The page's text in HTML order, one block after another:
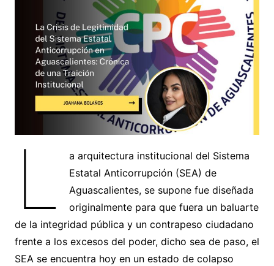
L
a arquitectura institucional del Sistema
Estatal Anticorrupción (SEA) de
Aguascalientes, se supone fue diseñada
originalmente para que fuera un baluarte
de la integridad pública y un contrapeso ciudadano
frente a los excesos del poder, dicho sea de paso, el
SEA se encuentra hoy en un estado de colapso